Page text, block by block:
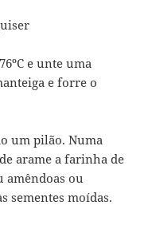
e unte uma
e forre o
um pilão. Numa
arame a farinha de
amêndoas ou
sementes moídas.